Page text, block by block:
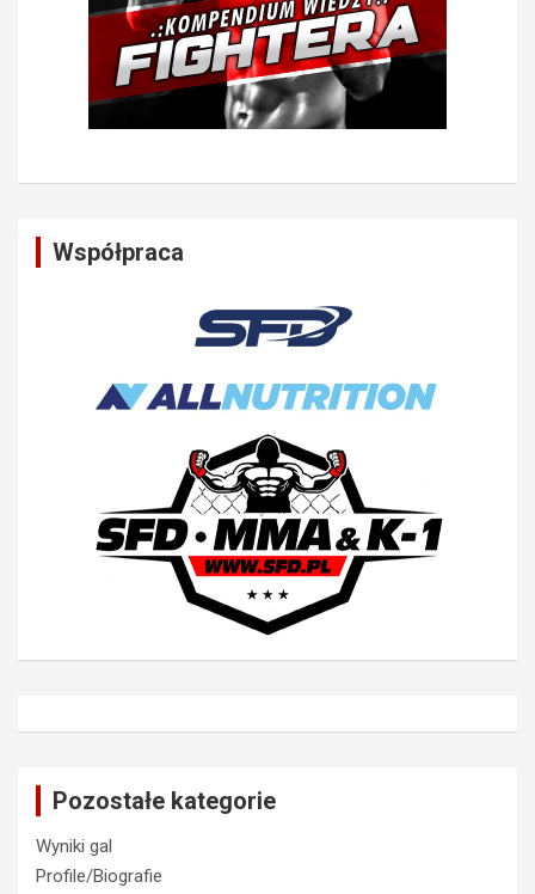
Współpraca
Pozostałe kategorie
Wyniki gal
Profile/Biografie